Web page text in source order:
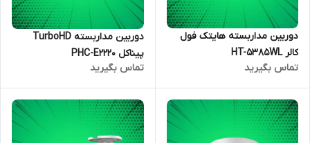
دوربین مداربسته هایتک فول
کالر HT-5385WL
تماس بگیرید
دوربین مداربسته TurboHD
پیناکل PHC-E2220
تماس بگیرید